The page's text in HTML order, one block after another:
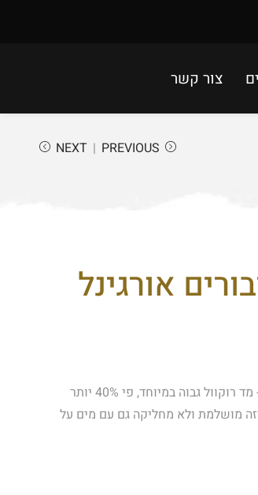
צור קשר
PREVIOUS
NEXT
אורגינל
על הסכין ומה מגיע איתה: עשויה מפלדת קרבון איכותית HRC 59 - מד רוקוול גבוה במיוחד, פי 40% יותר
מושלמת ולא מחליקה גם עם מים על